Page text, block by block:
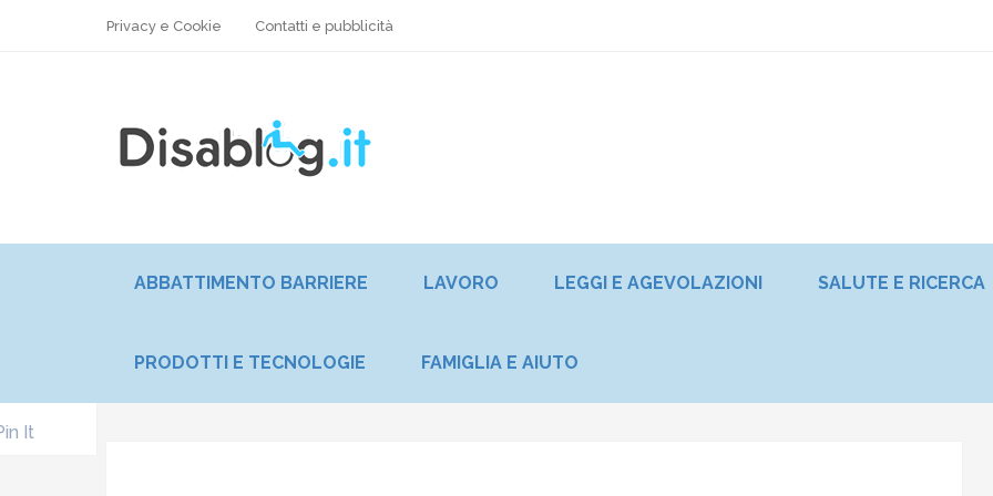
Privacy e Cookie Contatti e pubblicità
ABBATTIMENTO BARRIERE LAVORO LEGGI E AGEVOLAZIONI SALUTE E RICERCA
PRODOTTI E TECNOLOGIE FAMIGLIA E AIUTO
It